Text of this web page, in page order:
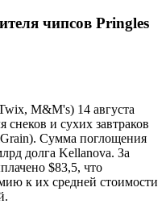
чипсов Pringles
M&M's) 14 августа
снеков и сухих завтраков
Сумма поглощения
долга Kellanova. За
$83,5, что
к их средней стоимости